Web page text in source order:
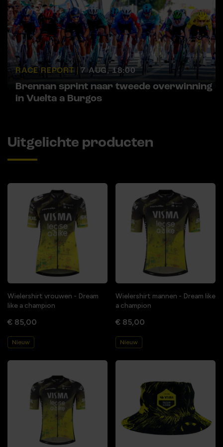
RACE REPORT | 7 AUG, 18:00
Brennan sprint naar tweede overwinning
in Vuelta a Burgos
Uitgelichte producten
Wielershirt vrouwen - Dream
like a champion
€ 85,00
Nieuw
Wielershirt mannen - Dream like
a champion
€ 85,00
Nieuw